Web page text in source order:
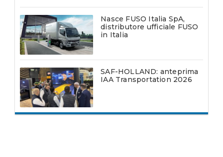
Nasce FUSO Italia SpA,
distributore ufficiale FUSO
in Italia
SAF-HOLLAND: anteprima
IAA Transportation 2026